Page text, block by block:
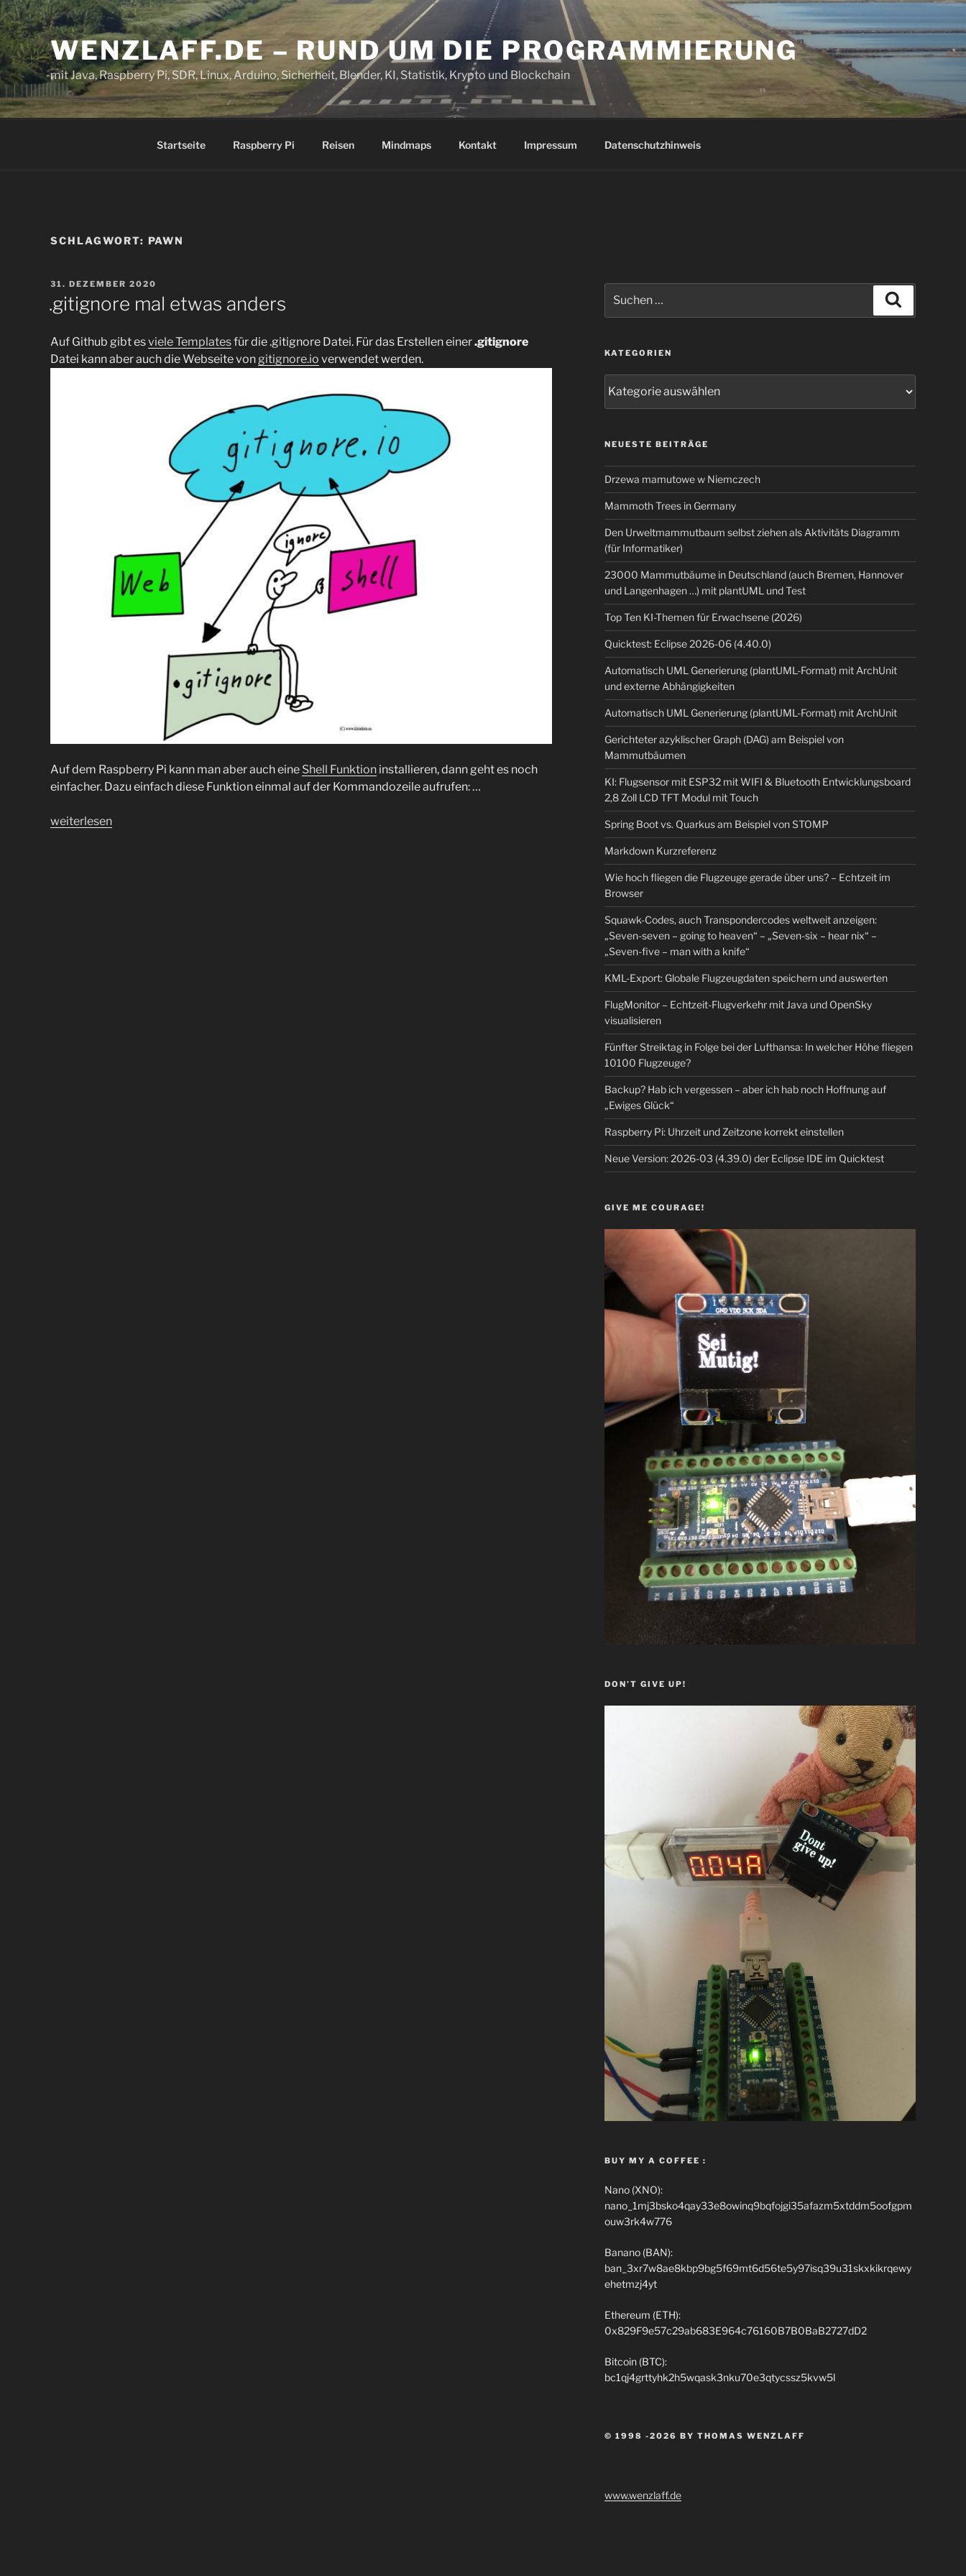
Zum
Inhalt
springen WENZLAFF.DE – RUND UM DIE PROGRAMMIERUNG
mit Java, Raspberry Pi, SDR, Linux, Arduino, Sicherheit, Blender, KI, Statistik, Krypto und Blockchain
Startseite Raspberry Pi Reisen Mindmaps Kontakt Impressum Datenschutzhinweis
SCHLAGWORT: PAWN
VERÖFFENTLICHT
AM
31. DEZEMBER 2020
.gitignore mal etwas anders
Auf Github gibt esviele Templatesfür die .gitignore Datei. Für das Erstellen einer.gitignore
Datei kann aber auch die Webseite von gitignore.io verwendet werden.
Auf dem Raspberry Pi kann man aber auch eine Shell Funktion installieren, dann geht es noch
einfacher. Dazu einfach diese Funktion einmal auf der Kommandozeile aufrufen: …
„.gitignore
weiterlesen
nach:
KATEGORIEN
NEUESTE BEITRÄGE
Drzewa mamutowe w Niemczech
Mammoth Trees in Germany
Den Urweltmammutbaum selbst ziehen als Aktivitäts Diagramm
(für Informatiker)
23000 Mammutbäume in Deutschland (auch Bremen, Hannover
und Langenhagen …) mit plantUML und Test
Top Ten KI-Themen für Erwachsene (2026)
Quicktest: Eclipse 2026-06 (4.40.0)
Automatisch UML Generierung (plantUML-Format) mit ArchUnit
und externe Abhängigkeiten
Automatisch UML Generierung (plantUML-Format) mit ArchUnit
Gerichteter azyklischer Graph (DAG) am Beispiel von
Mammutbäumen
KI: Flugsensor mit ESP32 mit WIFI & Bluetooth Entwicklungsboard
2,8 Zoll LCD TFT Modul mit Touch
Spring Boot vs. Quarkus am Beispiel von STOMP
Markdown Kurzreferenz
Wie hoch fliegen die Flugzeuge gerade über uns? – Echtzeit im
Browser
Squawk-Codes, auch Transpondercodes weltweit anzeigen:
„Seven-seven – going to heaven“ – „Seven-six – hear nix“ –
„Seven-five – man with a knife“
KML-Export: Globale Flugzeugdaten speichern und auswerten
FlugMonitor – Echtzeit-Flugverkehr mit Java und OpenSky
visualisieren
Fünfter Streiktag in Folge bei der Lufthansa: In welcher Höhe fliegen
10100 Flugzeuge?
Backup? Hab ich vergessen – aber ich hab noch Hoffnung auf
„Ewiges Glück“
Raspberry Pi: Uhrzeit und Zeitzone korrekt einstellen
Neue Version: 2026-03 (4.39.0) der Eclipse IDE im Quicktest
GIVE ME COURAGE!
DON’T GIVE UP!
BUY MY A COFFEE :
Nano (XNO):
nano_1mj3bsko4qay33e8owinq9bqfojgi35afazm5xtddm5oofgpm
ouw3rk4w776
Banano (BAN):
ban_3xr7w8ae8kbp9bg5f69mt6d56te5y97isq39u31skxkikrqewy
ehetmzj4yt
Ethereum (ETH):
0x829F9e57c29ab683E964c76160B7B0BaB2727dD2
Bitcoin (BTC):
bc1qj4grttyhk2h5wqask3nku70e3qtycssz5kvw5l
© 1998 -2026 BY THOMAS WENZLAFF
www.wenzlaff.de